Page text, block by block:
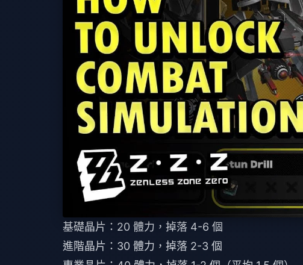
基礎晶片：20 體力，掉落 4-6 個
進階晶片：30 體力，掉落 2-3 個